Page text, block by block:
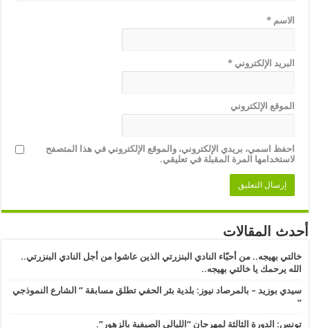
الاسم*
البريد الإلكتروني*
الموقع الإلكتروني
احفظ اسمي، بريدي الإلكتروني، والموقع الإلكتروني في هذا المتصفح
لاستخدامها المرة المقبلة في تعليقي.
أحدث المقالات
خالتي بهيجه.. من أحبّاء النادي البنزرتي الذين عاشوا من أجل النادي البنزرتي..
الله يرحمك يا خالتي بهيجه..
سيدي بوزيد – بالمرصاد نيوز: بلدية بئر الحفي تطلق مسابقة ” الشارع النموذجي
” ​
تونس: الدورة الثالثة لمهرجان “الليالي الصيفية بالزهور”.